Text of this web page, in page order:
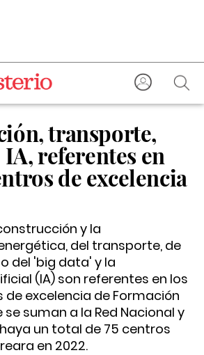
transporte,
referentes en
de excelencia
y la
del transporte, de
del 'big data' y la
(IA) son referentes en los
de excelencia de Formación
suman a la Red Nacional y
un total de 75 centros
en 2022.